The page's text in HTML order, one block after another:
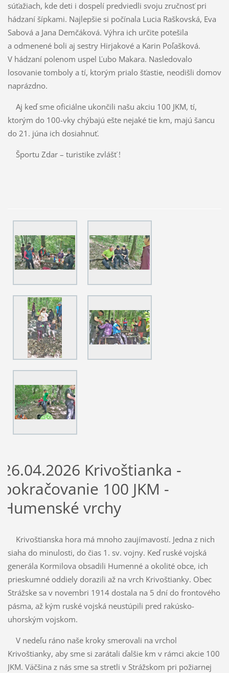
súťažiach, kde deti i dospelí predviedli svoju zručnosť pri
hádzaní šípkami. Najlepšie si počínala Lucia Raškovská, Eva
Sabová a Jana Demčáková. Výhra ich určite potešila
a odmenené boli aj sestry Hirjakové a Karin Poľašková.
V hádzaní polenom uspel Ľubo Makara. Nasledovalo
losovanie tomboly a tí, ktorým prialo šťastie, neodišli domov
naprázdno.
Aj keď sme oficiálne ukončili našu akciu 100 JKM, tí,
ktorým do 100-vky chýbajú ešte nejaké tie km, majú šancu
do 21. júna ich dosiahnuť.
Športu Zdar – turistike zvlášť !
26.04.2026 Krivoštianka -
pokračovanie 100 JKM -
Humenské vrchy
Krivoštianska hora má mnoho zaujímavostí. Jedna z nich
siaha do minulosti, do čias 1. sv. vojny. Keď ruské vojská
generála Kormilova obsadili Humenné a okolité obce, ich
prieskumné oddiely dorazili až na vrch Krivoštianky. Obec
Strážske sa v novembri 1914 dostala na 5 dní do frontového
pásma, až kým ruské vojská neustúpili pred rakúsko-
uhorským vojskom.
V nedeľu ráno naše kroky smerovali na vrchol
Krivoštianky, aby sme si zarátali ďalšie km v rámci akcie 100
JKM. Väčšina z nás sme sa stretli v Strážskom pri požiarnej